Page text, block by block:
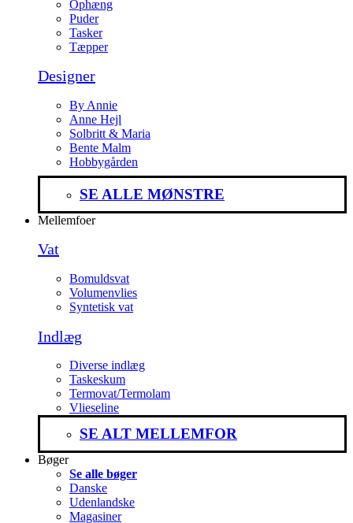
Ophæng
Puder
Tasker
Tæpper
Designer
By Annie
Anne Hejl
Solbritt & Maria
Bente Malm
Hobbygården
SE ALLE MØNSTRE
Mellemfoer
Vat
Bomuldsvat
Volumenvlies
Syntetisk vat
Indlæg
Diverse indlæg
Taskeskum
Termovat/Termolam
Vlieseline
SE ALT MELLEMFOR
Bøger
Se alle bøger
Danske
Udenlandske
Magasiner